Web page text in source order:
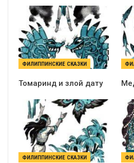
ФИЛИППИНСКИЕ СКАЗКИ
Томаринд и злой дату
ФИЛИППИНСКИЕ СКАЗКИ